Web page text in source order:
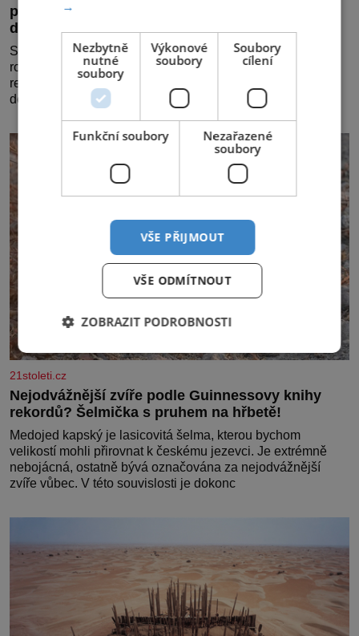
partnerství. Cestujícím nově zpřístupní dalších
devět destinací v jižní a střední Africe
Společnosti Emirates a South African Airways (SAA)
rozšiřují svou dlouholetou codesharovou spolupráci. Nová
reciproční dohoda zpřístupní cestujícím devět dalších
destinací v jižní a střední Africe a u
21stoleti.cz
Nejodvážnější zvíře podle Guinnessovy knihy
rekordů? Šelmička s pruhem na hřbetě!
Medojed kapský je lasicovitá šelma, kterou bychom
velikostí mohli přirovnat k českému jezevci. Je extrémně
nebojácná, ostatně bývá označována za nejodvážnější
zvíře vůbec. V této souvislosti je dokonc
→
Nezbytně
nutné
soubory
Výkonové
soubory
Soubory
cílení
Funkční soubory
Nezařazené
soubory
VŠE PŘIJMOUT
VŠE ODMÍTNOUT
ZOBRAZIT PODROBNOSTI